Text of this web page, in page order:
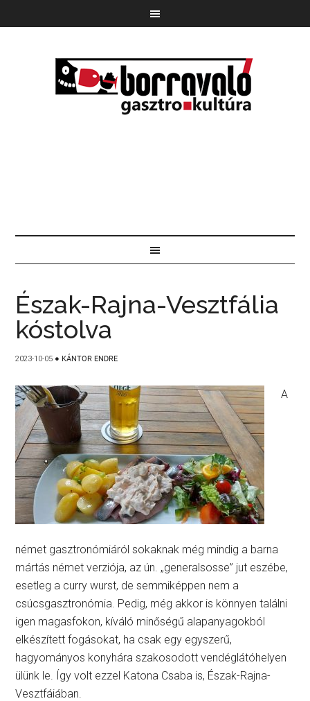
Észak-Rajna-Vesztfália
kóstolva
2023-10-05 ● KÁNTOR ENDRE
A
német gasztronómiáról sokaknak még mindig a barna
mártás német verziója, az ún. „generalsosse” jut eszébe,
esetleg a curry wurst, de semmiképpen nem a
csúcsgasztronómia. Pedig, még akkor is könnyen találni
igen magasfokon, kíváló minőségű alapanyagokból
elkészített fogásokat, ha csak egy egyszerű,
hagyományos konyhára szakosodott vendéglátóhelyen
ülünk le. Így volt ezzel Katona Csaba is, Észak-Rajna-
Vesztfáiában.